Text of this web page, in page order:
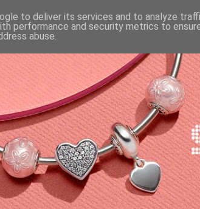
to deliver its services and to analyze
performance and security metrics to
abuse.